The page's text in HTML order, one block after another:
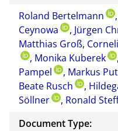
Roland Bertelmann
,
Ceynowa
, Jürgen
Matthias Groß,
, Monika Kuberek ,
Pampel
, Markus
Beate Rusch
,
Söllner
, Ronald
Document Type: